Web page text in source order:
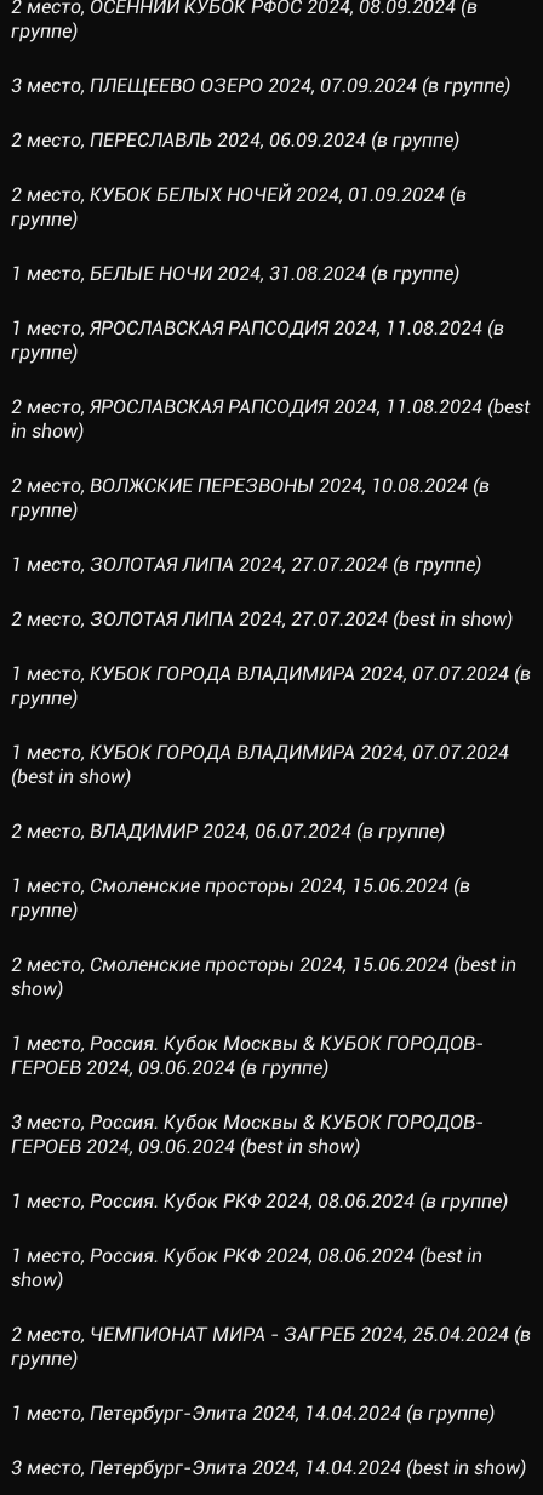
2 место, ОСЕННИЙ КУБОК РФОС 2024, 08.09.2024 (в
группе)
3 место, ПЛЕЩЕЕВО ОЗЕРО 2024, 07.09.2024 (в группе)
2 место, ПЕРЕСЛАВЛЬ 2024, 06.09.2024 (в группе)
2 место, КУБОК БЕЛЫХ НОЧЕЙ 2024, 01.09.2024 (в
группе)
1 место, БЕЛЫЕ НОЧИ 2024, 31.08.2024 (в группе)
1 место, ЯРОСЛАВСКАЯ РАПСОДИЯ 2024, 11.08.2024 (в
группе)
2 место, ЯРОСЛАВСКАЯ РАПСОДИЯ 2024, 11.08.2024 (best
in show)
2 место, ВОЛЖСКИЕ ПЕРЕЗВОНЫ 2024, 10.08.2024 (в
группе)
1 место, ЗОЛОТАЯ ЛИПА 2024, 27.07.2024 (в группе)
2 место, ЗОЛОТАЯ ЛИПА 2024, 27.07.2024 (best in show)
1 место, КУБОК ГОРОДА ВЛАДИМИРА 2024, 07.07.2024 (в
группе)
1 место, КУБОК ГОРОДА ВЛАДИМИРА 2024, 07.07.2024
(best in show)
2 место, ВЛАДИМИР 2024, 06.07.2024 (в группе)
1 место, Смоленские просторы 2024, 15.06.2024 (в
группе)
2 место, Смоленские просторы 2024, 15.06.2024 (best in
show)
1 место, Россия. Кубок Москвы & КУБОК ГОРОДОВ-
ГЕРОЕВ 2024, 09.06.2024 (в группе)
3 место, Россия. Кубок Москвы & КУБОК ГОРОДОВ-
ГЕРОЕВ 2024, 09.06.2024 (best in show)
1 место, Россия. Кубок РКФ 2024, 08.06.2024 (в группе)
1 место, Россия. Кубок РКФ 2024, 08.06.2024 (best in
show)
2 место, ЧЕМПИОНАТ МИРА - ЗАГРЕБ 2024, 25.04.2024 (в
группе)
1 место, Петербург-Элита 2024, 14.04.2024 (в группе)
3 место, Петербург-Элита 2024, 14.04.2024 (best in show)